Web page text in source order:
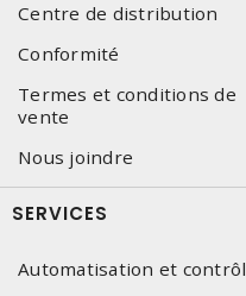
Centre de distribution
Conformité
Termes et conditions de
vente
Nous joindre
SERVICES
Automatisation et